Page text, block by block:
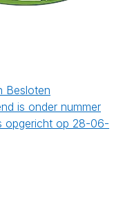
Besloten
is onder nummer
opgericht op 28-06-